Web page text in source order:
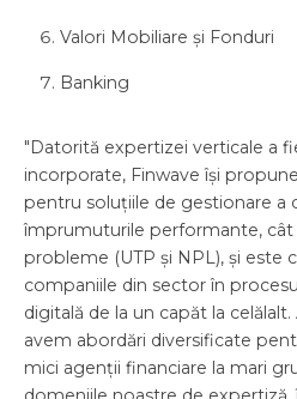
Valori Mobiliare și Fonduri
Banking
"Datorită expertizei verticale a
incorporate, Finwave își
pentru soluțiile de gestionare a
împrumuturile performante, cât
probleme (UTP și NPL), și este
companiile din sector în
digitală de la un capăt la
avem abordări diversificate
mici agenții financiare la mari